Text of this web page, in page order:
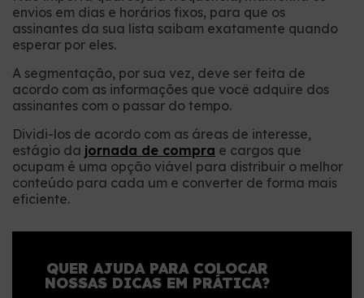
envios em dias e horários fixos, para que os
assinantes da sua lista saibam exatamente quando
esperar por eles.
A segmentação, por sua vez, deve ser feita de
acordo com as informações que você adquire dos
assinantes com o passar do tempo.
Dividi-los de acordo com as áreas de interesse,
estágio da jornada de compra e cargos que
ocupam é uma opção viável para distribuir o melhor
conteúdo para cada um e converter de forma mais
eficiente.
QUER AJUDA PARA COLOCAR
NOSSAS DICAS EM PRÁTICA?